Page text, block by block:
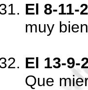
El 8-11-
muy
El 13-9-
Que